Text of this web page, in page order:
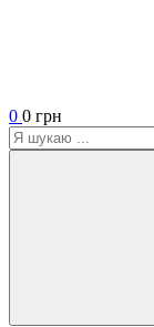
0 0 грн